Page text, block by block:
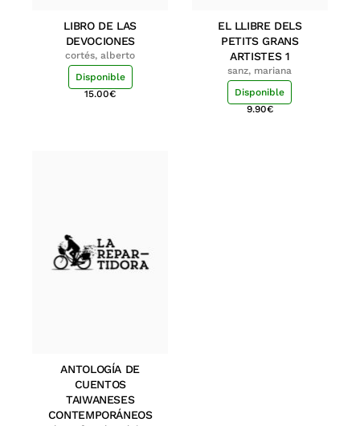
LIBRO DE LAS
DEVOCIONES
cortés, alberto
Disponible
15.00€
EL LLIBRE DELS
PETITS GRANS
ARTISTES 1
sanz, mariana
Disponible
9.90€
ANTOLOGÍA DE
CUENTOS
TAIWANESES
CONTEMPORÁNEOS